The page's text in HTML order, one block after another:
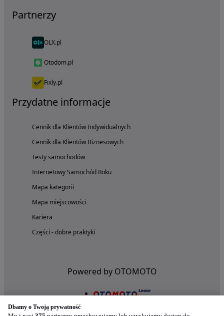
Partnerzy
OLX.pl
Otodom.pl
Fixly.pl
Przydatne informacje
Cennik dla Klientów Indywidualnych
Cennik dla Klientów Biznesowych
Testy samochodów
Internetowy Samochód Roku
Mapa kategorii
Mapa miejscowości
Kariera
Części - dobre praktyki
Powered by OTOMOTO
Dbamy o Twoją prywatność